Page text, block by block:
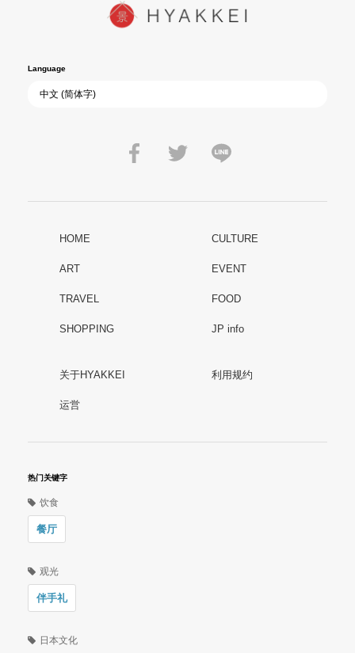
Language
HOME CULTURE
ART EVENT
TRAVEL FOOD
SHOPPING JP info
关于HYAKKEI 利用规约
运営
热门关键字
饮食
餐厅
观光
伴手礼
日本文化